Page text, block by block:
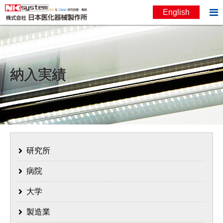
お問い合わせ
English 
納入実績
研究所
病院
大学
製造業